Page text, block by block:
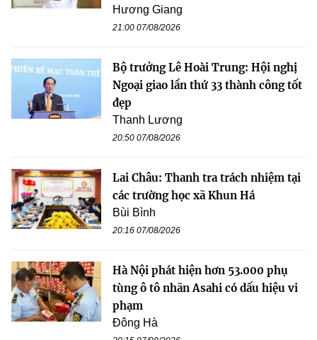
Hương Giang
21:00 07/08/2026
Bộ trưởng Lê Hoài Trung: Hội nghị
Ngoại giao lần thứ 33 thành công tốt
đẹp
Thanh Lương
20:50 07/08/2026
Lai Châu: Thanh tra trách nhiệm tại
các trường học xã Khun Há
Bùi Bình
20:16 07/08/2026
Hà Nội phát hiện hơn 53.000 phụ
tùng ô tô nhãn Asahi có dấu hiệu vi
phạm
Đông Hà